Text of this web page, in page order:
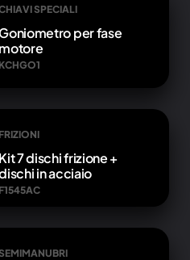
SPECIALI
Goniometro per fase
motore
KCHGO1
FRIZIONI
Kit 7 dischi frizione +
in acciaio
F1545AC